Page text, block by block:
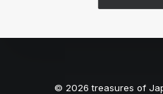
© 2026 treasures of